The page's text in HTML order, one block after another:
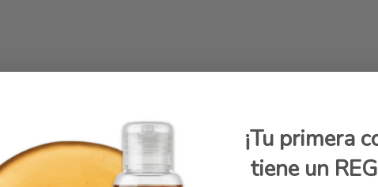
¡Tu primera
tiene un